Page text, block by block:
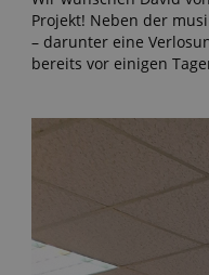
Projekt! Neben der
– darunter eine
bereits vor einigen
Cookie